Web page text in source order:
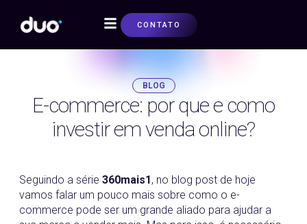
CONTATO
BLOG
E-commerce: por que e como
investir em venda online?
Seguindo a série 360mais1, no blog post de hoje
vamos falar um pouco mais sobre como o e-
commerce pode ser um grande aliado para ajudar a